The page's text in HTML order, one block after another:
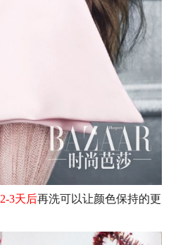
2-3天后再洗可以让颜色保持的更